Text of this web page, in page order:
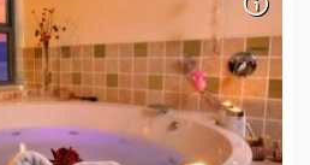
בבקתות תמצאו גם ג'קוזי פרטי עגול
של הגולן. בנוסף, מטבח מאובזר בכל
קומקום חשמלי, מיקרוגל, מקרר, וטוסטר.